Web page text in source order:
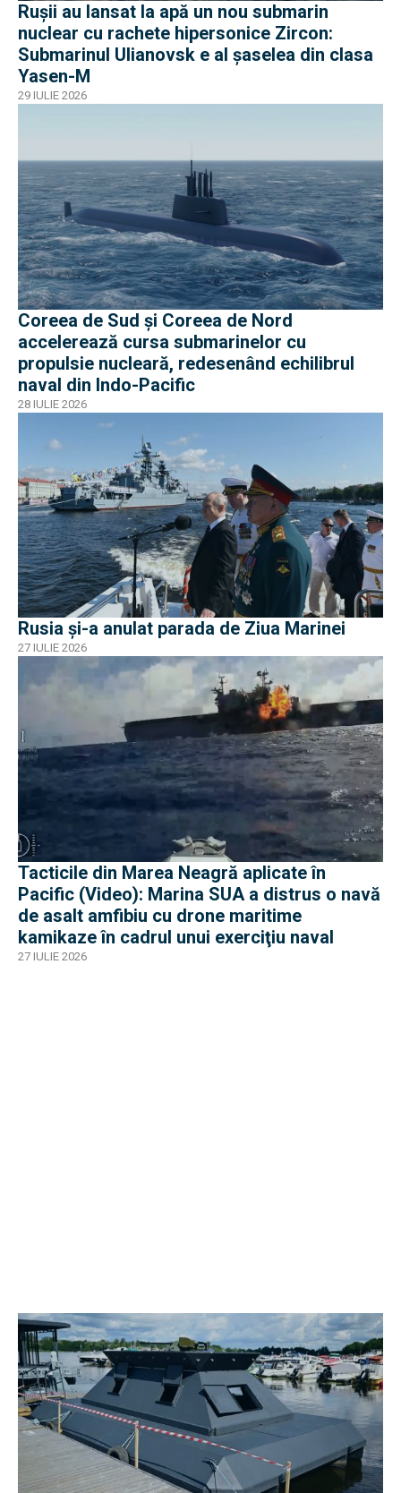
Rușii au lansat la apă un nou submarin
nuclear cu rachete hipersonice Zircon:
Submarinul Ulianovsk e al șaselea din clasa
Yasen-M
29 IULIE 2026
Coreea de Sud și Coreea de Nord
accelerează cursa submarinelor cu
propulsie nucleară, redesenând echilibrul
naval din Indo-Pacific
28 IULIE 2026
Rusia și-a anulat parada de Ziua Marinei
27 IULIE 2026
Tacticile din Marea Neagră aplicate în
Pacific (Video): Marina SUA a distrus o navă
de asalt amfibiu cu drone maritime
kamikaze în cadrul unui exerciţiu naval
27 IULIE 2026